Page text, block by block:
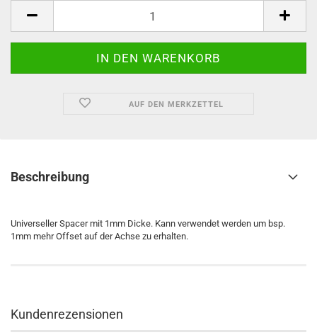
AUF DEN MERKZETTEL
Beschreibung
Universeller Spacer mit 1mm Dicke. Kann verwendet werden um bsp.
1mm mehr Offset auf der Achse zu erhalten.
Kundenrezensionen